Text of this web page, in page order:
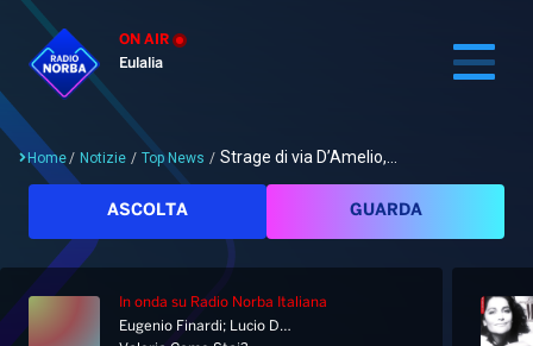
ON AIR
Eulalia
Cerca
Home
Home/ Notizie / Top News / Strage di via D’Amelio,...
ASCOLTA GUARDA
In onda su Radio Norba Italiana
Eugenio Finardi; Lucio Dalla